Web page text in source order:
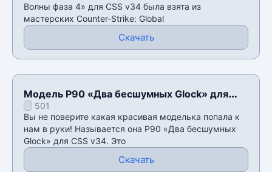
Волны фаза 4» для CSS v34 была взята из
мастерских Counter-Strike: Global
Скачать
Модель P90 «Два бесшумных Glock» для
CSS v34
501
Вы не поверите какая красивая моделька попала к
нам в руки! Называется она P90 «Два бесшумных
Glock» для CSS v34. Это
Скачать